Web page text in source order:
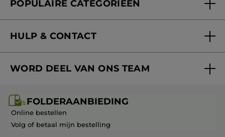
Blog Act Beautiful
POPULAIRE CATEGORIEËN
Aanbiedingen
Cadeau-ideeën
Kerstcollectie
HULP & CONTACT
Mijn geschenken
Veelgestelde vragen
Contact opnemen
WORD DEEL VAN ONS TEAM
Franchisenemer of bedrijfsleider worden
FOLDERAANBIEDING
Online bestellen
Volg of betaal mijn bestelling